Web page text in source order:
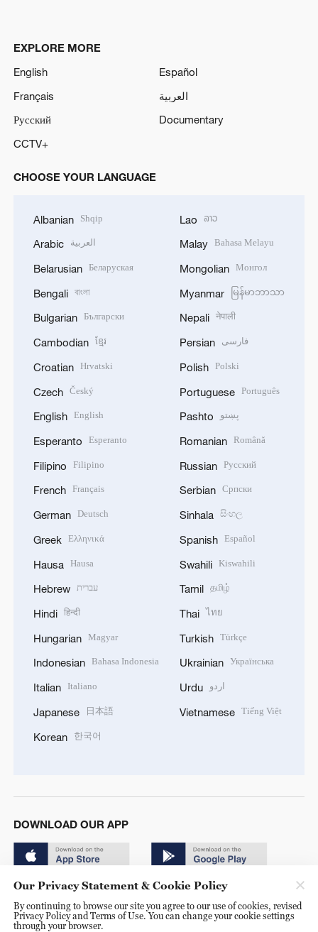
EXPLORE MORE
English
Español
Français
العربية
Русский
Documentary
CCTV+
CHOOSE YOUR LANGUAGE
Albanian Shqip
Arabic العربية
Belarusian Беларуская
Bengali বাংলা
Bulgarian Български
Cambodian ខ្មែរ
Croatian Hrvatski
Czech Český
English English
Esperanto Esperanto
Filipino Filipino
French Français
German Deutsch
Greek Ελληνικά
Hausa Hausa
Hebrew עברית
Hindi हिन्दी
Hungarian Magyar
Indonesian Bahasa Indonesia
Italian Italiano
Japanese 日本語
Korean 한국어
Lao ລາວ
Malay Bahasa Melayu
Mongolian Монгол
Myanmar မြန်မာဘာသာ
Nepali नेपाली
Persian فارسی
Polish Polski
Portuguese Português
Pashto پښتو
Romanian Română
Russian Русский
Serbian Српски
Sinhala සිංහල
Spanish Español
Swahili Kiswahili
Tamil தமிழ்
Thai ไทย
Turkish Türkçe
Ukrainian Українська
Urdu اردو
Vietnamese Tiếng Việt
DOWNLOAD OUR APP
© China Radio International.CRI. All Rights Reserved. 16A
Our Privacy Statement & Cookie Policy
By continuing to browse our site you agree to our use of cookies, revised
Privacy Policy and Terms of Use. You can change your cookie settings
through your browser.